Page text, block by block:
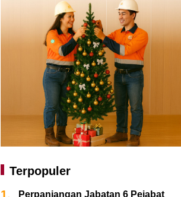
Terpopuler
Perpanjangan Jabatan 6 Pejabat